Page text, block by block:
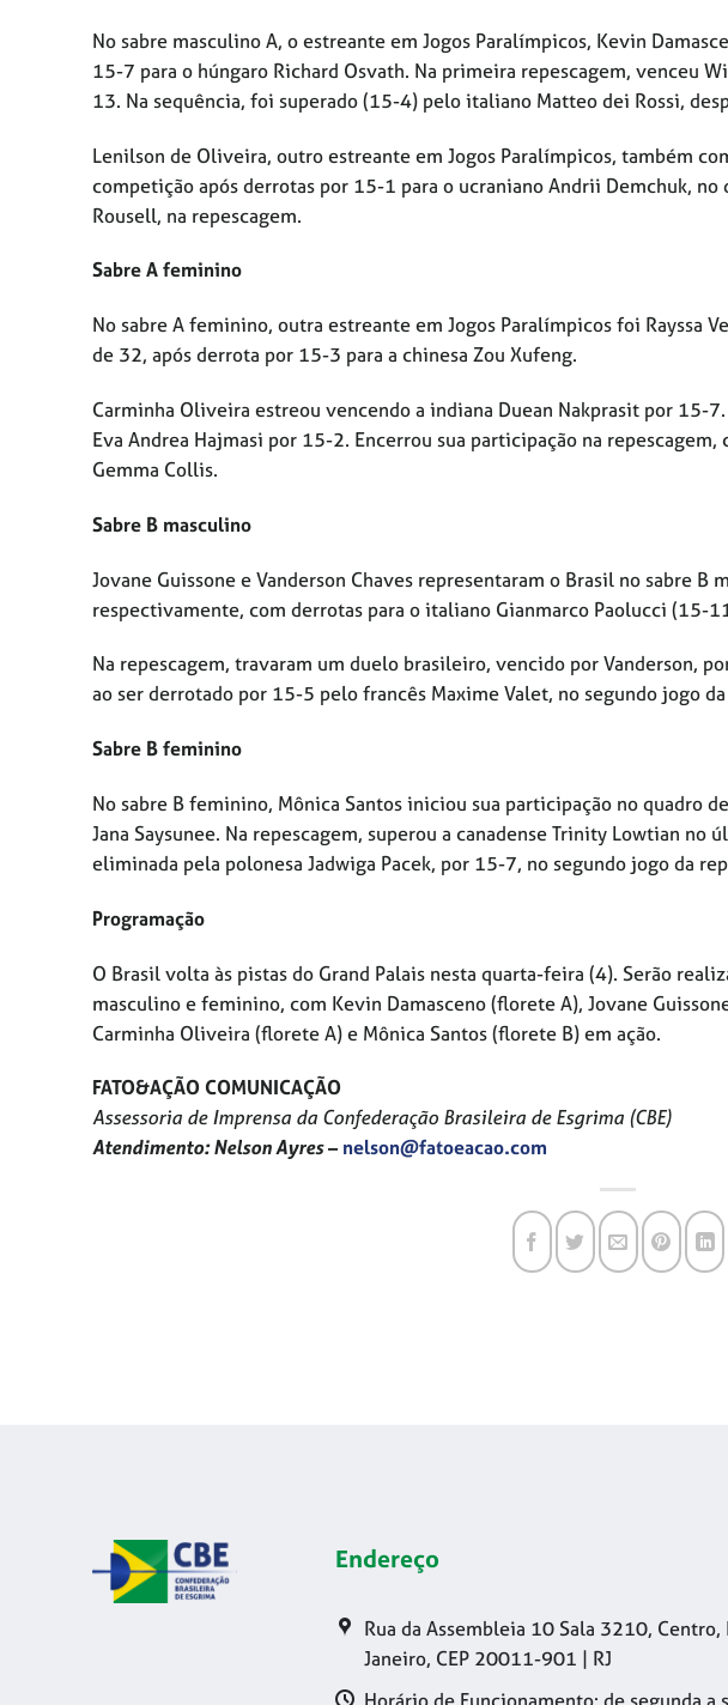
No sabre masculino A, o estreante em Jogos Paralímpicos, Kevin
15-7 para o húngaro Richard Osvath. Na primeira repescagem, venceu
13. Na sequência, foi superado (15-4) pelo italiano Matteo dei Rossi,
Lenilson de Oliveira, outro estreante em Jogos Paralímpicos, também
competição após derrotas por 15-1 para o ucraniano Andrii Demchuk, no
Rousell, na repescagem.
Sabre A feminino
No sabre A feminino, outra estreante em Jogos Paralímpicos foi Rayssa
de 32, após derrota por 15-3 para a chinesa Zou Xufeng.
Carminha Oliveira estreou vencendo a indiana Duean Nakprasit por 15-
Eva Andrea Hajmasi por 15-2. Encerrou sua participação na
Gemma Collis.
Sabre B masculino
Jovane Guissone e Vanderson Chaves representaram o Brasil no sabre B
respectivamente, com derrotas para o italiano Gianmarco Paolucci (15-
Na repescagem, travaram um duelo brasileiro, vencido por Vanderson,
ao ser derrotado por 15-5 pelo francês Maxime Valet, no segundo jogo
Sabre B feminino
No sabre B feminino, Mônica Santos iniciou sua participação no quadro
Jana Saysunee. Na repescagem, superou a canadense Trinity Lowtian
eliminada pela polonesa Jadwiga Pacek, por 15-7, no segundo jogo da
Programação
O Brasil volta às pistas do Grand Palais nesta quarta-feira (4). Serão
masculino e feminino, com Kevin Damasceno (florete A), Jovane
Carminha Oliveira (florete A) e Mônica Santos (florete B) em ação.
FATO&AÇÃO COMUNICAÇÃO
Assessoria de Imprensa da Confederação Brasileira de Esgrima (CBE)
Atendimento: Nelson Ayres– nelson@fatoeacao.com
Endereço
Rua da Assembleia 10 Sala 3210, Centro,
Janeiro, CEP 20011-901 | RJ